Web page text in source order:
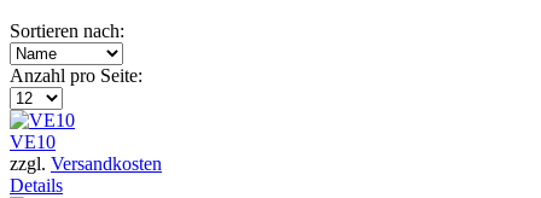
Sortieren nach:
Anzahl pro Seite:
VE10
zzgl. Versandkosten
Details